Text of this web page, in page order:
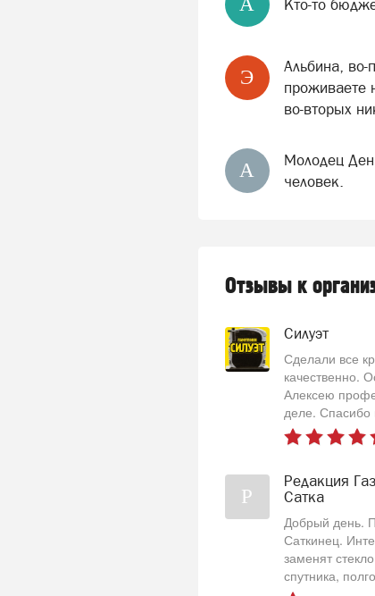
Кто-то
Э
Альбина,
проживаете
во-вторых
А
Молодец
человек.
Отзывы к
Силуэт
Сделали все
качественно.
Алексею
деле. Спасибо
Р
Редакция
Сатка
Добрый день.
Саткинец.
заменят
спутника,